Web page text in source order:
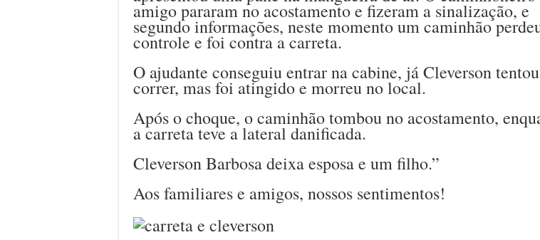
amigo pararam no acostamento e fizeram a sinalização, e
segundo informações, neste momento um caminhão
controle e foi contra a carreta.
O ajudante conseguiu entrar na cabine, já Cleverson tentou
correr, mas foi atingido e morreu no local.
Após o choque, o caminhão tombou no acostamento,
a carreta teve a lateral danificada.
Cleverson Barbosa deixa esposa e um filho.”
Aos familiares e amigos, nossos sentimentos!